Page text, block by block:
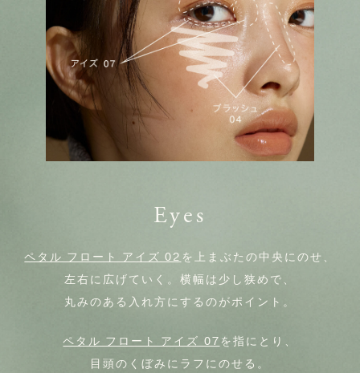
Eyes
ペタル フロート アイズ 02 を上まぶたの中央にのせ、
左右に広げていく。横幅は少し狭めで、
丸みのある入れ方にするのがポイント。
ペタル フロート アイズ 07 を指にとり、
目頭のくぼみにラフにのせる。